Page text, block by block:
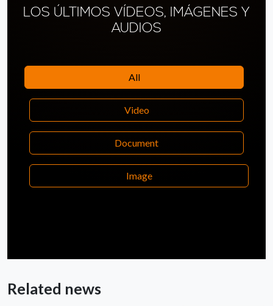
LOS ÚLTIMOS VÍDEOS, IMÁGENES Y
AUDIOS
All
Video
Document
Image
Related news